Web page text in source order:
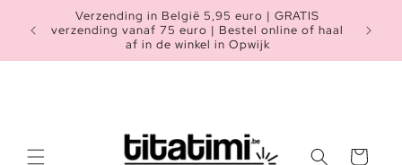
naar de
content
Verzending in België 5,95 euro | GRATIS
verzending vanaf 75 euro | Bestel online of haal
af in de winkel in Opwijk
Heb je
Winkelwagen